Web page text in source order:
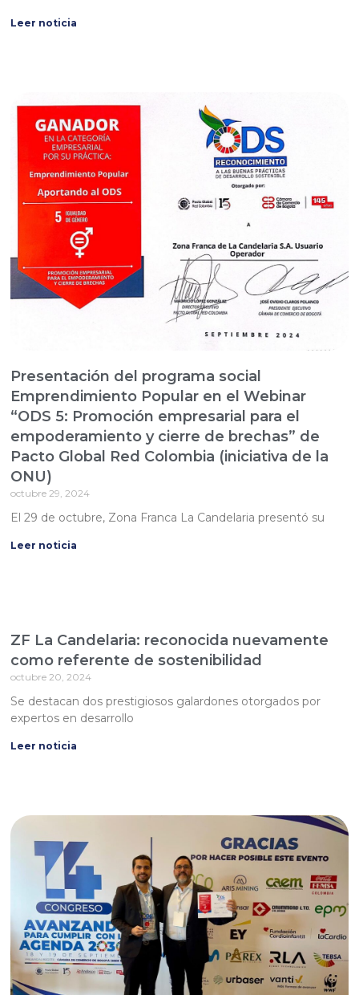
Leer noticia
Presentación del programa social
Emprendimiento Popular en el Webinar
“ODS 5: Promoción empresarial para el
empoderamiento y cierre de brechas” de
Pacto Global Red Colombia (iniciativa de la
ONU)
octubre 29, 2024
El 29 de octubre, Zona Franca La Candelaria presentó su
Leer noticia
ZF La Candelaria: reconocida nuevamente
como referente de sostenibilidad
octubre 20, 2024
Se destacan dos prestigiosos galardones otorgados por
expertos en desarrollo
Leer noticia